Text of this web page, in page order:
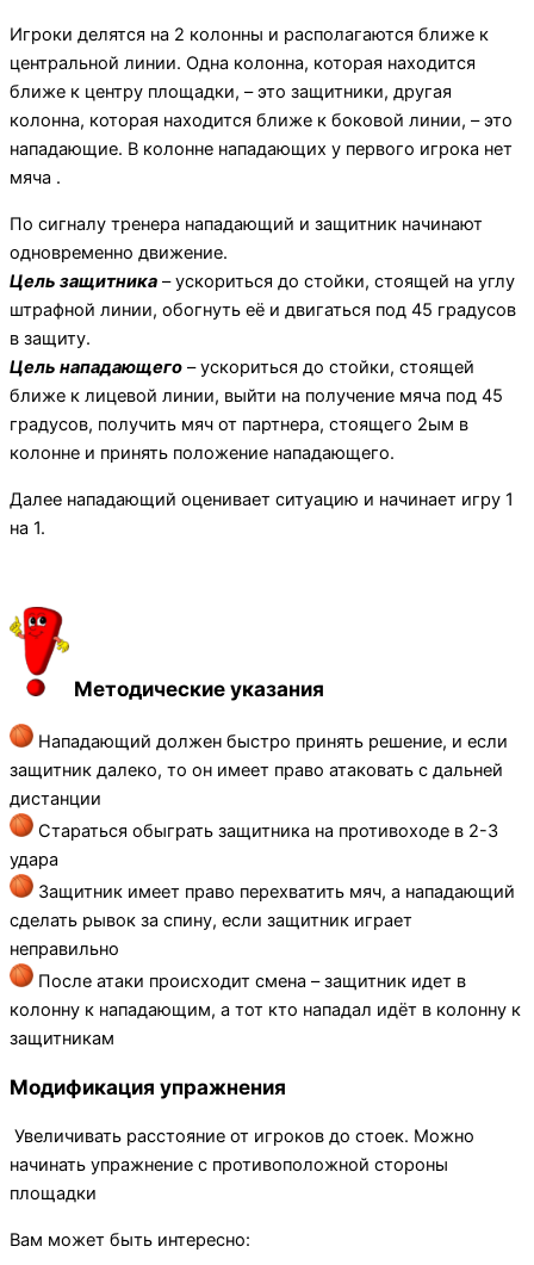
Игроки делятся на 2 колонны и располагаются ближе к
центральной линии. Одна колонна, которая находится
ближе к центру площадки, – это защитники, другая
колонна, которая находится ближе к боковой линии, – это
нападающие. В колонне нападающих у первого игрока нет
мяча .
По сигналу тренера нападающий и защитник начинают
одновременно движение.
Цель защитника – ускориться до стойки, стоящей на углу
штрафной линии, обогнуть её и двигаться под 45 градусов
в защиту.
Цель нападающего – ускориться до стойки, стоящей
ближе к лицевой линии, выйти на получение мяча под 45
градусов, получить мяч от партнера, стоящего 2ым в
колонне и принять положение нападающего.
Далее нападающий оценивает ситуацию и начинает игру 1
на 1.
Методические указания
Нападающий должен быстро принять решение, и если
защитник далеко, то он имеет право атаковать с дальней
дистанции
Стараться обыграть защитника на противоходе в 2-3
удара
Защитник имеет право перехватить мяч, а нападающий
сделать рывок за спину, если защитник играет
неправильно
После атаки происходит смена – защитник идет в
колонну к нападающим, а тот кто нападал идёт в колонну к
защитникам
Модификация упражнения
Увеличивать расстояние от игроков до стоек. Можно
начинать упражнение с противоположной стороны
площадки
Вам может быть интересно: